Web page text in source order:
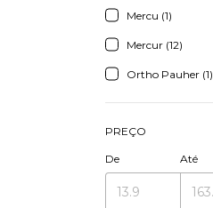
Mercu (1)
Mercur (12)
Ortho Pauher (1)
PREÇO
De Até